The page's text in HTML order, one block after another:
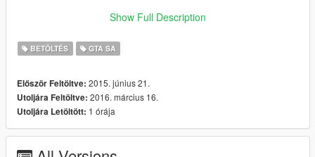
P.S. Make sure you've extracted everything first before
Link to the PS1/Xbox mod: https://www.gta5-
Krypteh xD
Show Full Description
BETÖLTÉS GTA SA
Először Feltöltve: 2015. június 21.
Utoljára Feltöltve: 2016. március 16.
Utoljára Letöltött: 1 órája